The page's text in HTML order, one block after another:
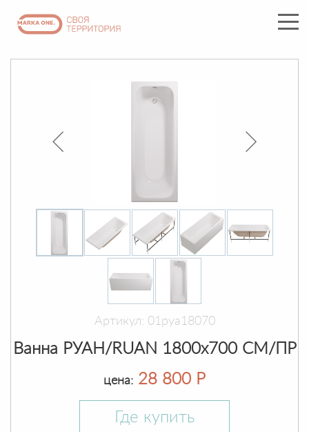
Артикул: 01руа18070
Ванна РУАН/RUAN 1800х700 СМ/ПР
цена: 28 800 Р
Где купить